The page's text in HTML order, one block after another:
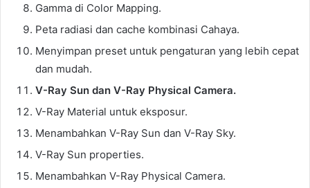
Gamma di Color Mapping.
Peta radiasi dan cache kombinasi Cahaya.
Menyimpan preset untuk pengaturan yang lebih cepat
dan mudah.
V-Ray Sun dan V-Ray Physical Camera.
V-Ray Material untuk eksposur.
Menambahkan V-Ray Sun dan V-Ray Sky.
V-Ray Sun properties.
Menambahkan V-Ray Physical Camera.